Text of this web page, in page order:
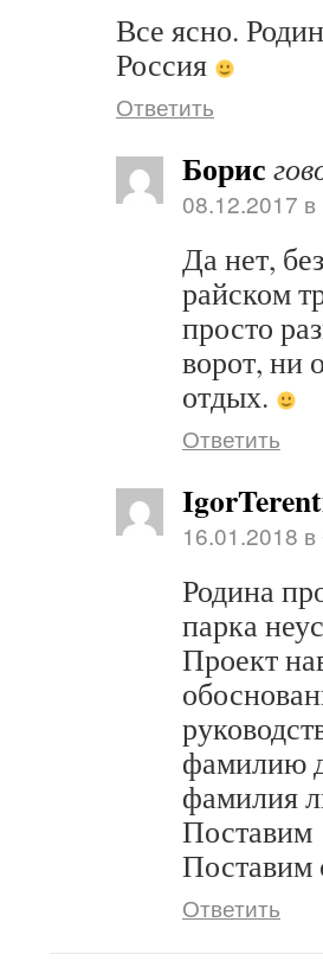
Все ясно.
Россия
Ответить
Борис
08.12.2017 в
Да нет,
райском
просто
ворот, ни
отдых.
Ответить
16.01.2018 в
Родина
парка
Проект
фамилию
фамилия
Поставим
Поставим
Ответить